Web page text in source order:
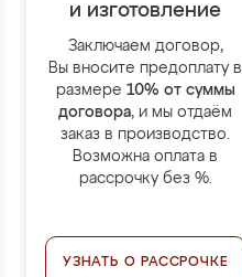
и изготовление
Заключаем договор,
Вы вносите предоплату в
размере 10% от суммы
договора, и мы отдаём
заказ в производство.
Возможна оплата в
рассрочку без %.
УЗНАТЬ О РАССРОЧКЕ